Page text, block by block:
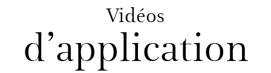
Vidéos
d’application